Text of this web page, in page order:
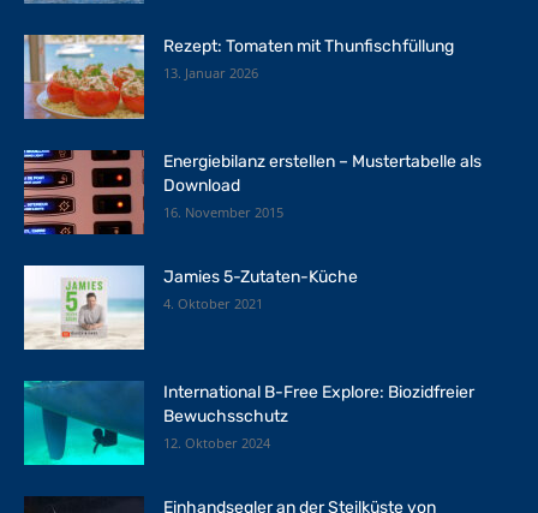
Rezept: Tomaten mit Thunfischfüllung
13. Januar 2026
Energiebilanz erstellen – Mustertabelle als
Download
16. November 2015
Jamies 5-Zutaten-Küche
4. Oktober 2021
International B-Free Explore: Biozidfreier
Bewuchsschutz
12. Oktober 2024
Einhandsegler an der Steilküste von